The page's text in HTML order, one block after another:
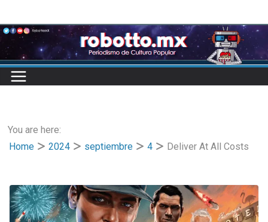
to
content
You are here:
Home
2024 septiembre 4 Deliver At All Costs